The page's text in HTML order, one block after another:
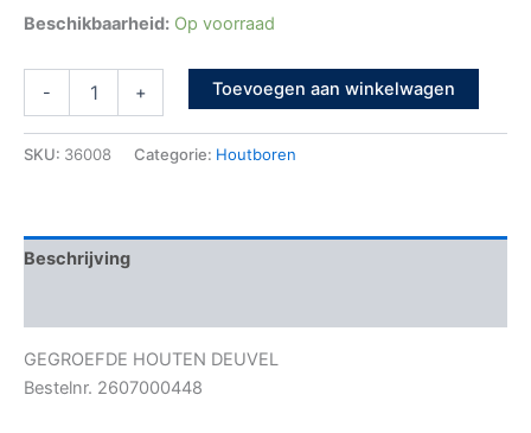
Beschikbaarheid: Op voorraad
- + Toevoegen aan winkelwagen
SKU: 36008 Categorie: Houtboren
Beschrijving
GEGROEFDE HOUTEN DEUVEL
Bestelnr. 2607000448